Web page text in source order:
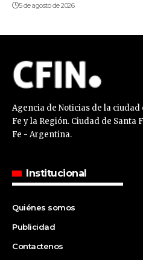
5 de agosto de 2026
Agencia de Noticias de la ciudad
Fe y la Región. Ciudad de Santa
Fe - Argentina.
Institucional
Quiénes somos
Publicidad
Contactenos